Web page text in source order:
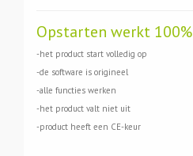
Opstarten werkt 100%
-het product start volledig op
-de software is origineel
-alle functies werken
-het product valt niet uit
-product heeft een CE-keur